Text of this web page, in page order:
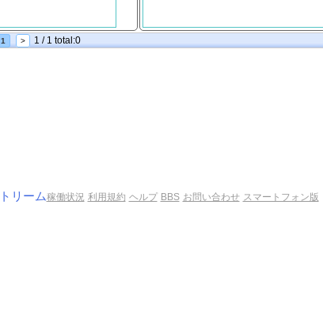
1 > 1 / 1 total:0
リーム稼働状況 利用規約 ヘルプ BBS お問い合わせ スマートフォン版